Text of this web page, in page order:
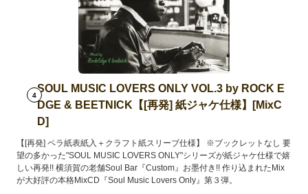
4
SOUL MUSIC LOVERS ONLY VOL.3 by ROCK E
DGE & BEETNICK【[再発] 紙ジャケ仕様】[MixC
D]
【[再発] ペラ紙表紙入＋クラフト紙スリーブ仕様】 ※ブックレットなし 要
望の多かった"SOUL MUSIC LOVERS ONLY"シリーズが紙ジャケ仕様で嬉
しい再発!! 横須賀の老舗Soul Bar『Custom』お墨付き!! 作り込まれたMix
が大好評の本格MixCD『Soul Music Lovers Only』第３弾。